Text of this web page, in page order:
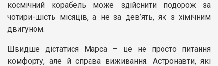
космічний корабель може здійснити подорож за
чотири-шість місяців, а не за дев’ять, як з хімічним
двигуном.
Швидше дістатися Марса – це не просто питання
комфорту, але й справа виживання. Астронавти, які